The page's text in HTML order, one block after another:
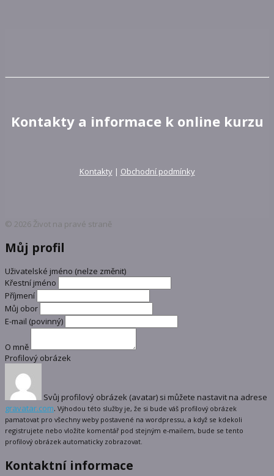
Kontakty a informace k online kurzu
Kontakty| Obchodní podmínky
© 2026 Život na pravé straně
Můj profil
Uživatelské jméno (nelze změnit)
Křestní jméno
Příjmení
Můj obor
E-mail (povinný)
O mně
Profilový obrázek
Svůj profilový obrázek (avatar) si můžete nastavit na adrese
gravatar.com. Výhodou této služby je, že si bude váš profilový obrázek
pamatovat pro všechny weby postavené na wordpressu, a když se kdekoli
registrujete nebo vložíte komentář pod stejným e-mailem, bude se tento
profilový obrázek automaticky zobrazovat.
Kontaktní informace